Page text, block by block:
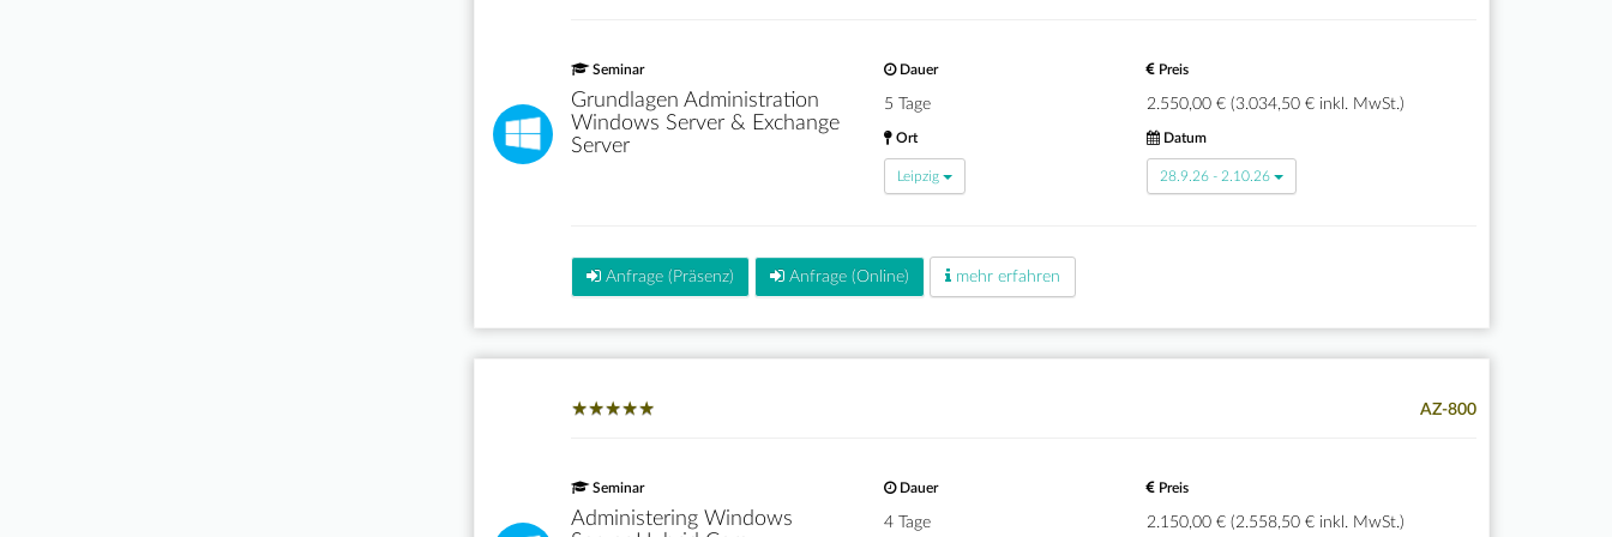
Seminar
Grundlagen Administration
Windows Server & Exchange
Server
Dauer
5 Tage
Preis
2.550,00 € (3.034,50 € inkl. MwSt.)
Ort
Leipzig
Datum
28.9.26 - 2.10.26
Anfrage (Präsenz) Anfrage (Online) mehr erfahren
★★★★★
★★★★★ AZ-800
Seminar
Administering Windows
Dauer
4 Tage
Preis
2.150,00 € (2.558,50 € inkl. MwSt.)